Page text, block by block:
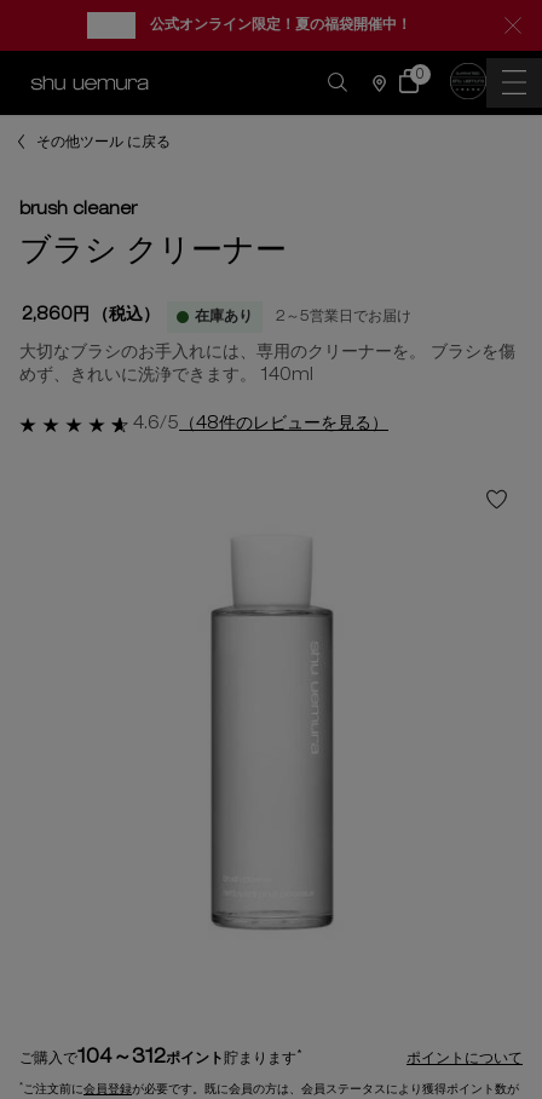
公式オンライン限定！夏の福袋開催中！
店
情
カ 0
0 カート内の製品
その他ツール に戻る
brush cleaner
ブラシ クリーナー
2,860円 （税込） 在庫あり 2～5営業日でお届け
大切なブラシのお手入れには、専用のクリーナーを。 ブラシを傷
めず、きれいに洗浄できます。 140ml
4.6/5 （48件のレビューを見る）
ご購入で 104～312ポイント貯まります * ポイントについて
*ご注文前に会員登録が必要です。既に会員の方は、会員ステータスにより獲得ポイント数が